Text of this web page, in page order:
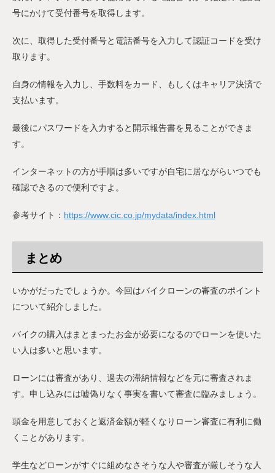
号にかけて受付番号を取得します。
次に、取得した受付番号と電話番号を入力して認証コードを受け
取ります。
自身の情報を入力し、手数料をカード、もしくはキャリア決済で
支払います。
最後にパスワードを入力すると開示報告書を見ることができま
す。
インターネットの方が手順は多いですが自宅に居ながらいつでも
確認できるので便利ですよ。
参考サイト： https://www.cic.co.jp/mydata/index.html
まとめ
いかがだったでしょうか。今回はバイクローンの審査のポイント
について紹介しました。
バイクの購入はまとまったお金が必要になるのでローンを使いた
い人は多いと思います。
ローンには審査があり、過去の滞納情報などを元に審査されま
す。申し込みには嘘偽りなく事実を書いて審査に臨みましょう。
頭金を用意しておくと返済金額が軽くなりローン審査に有利に働
くことがあります。
学生などローンがすぐに組めなさそうな人や審査が厳しそうな人